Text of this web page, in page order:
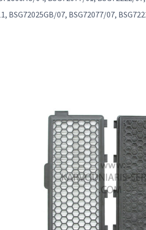
BSG72025GB/07, BSG72077/07,